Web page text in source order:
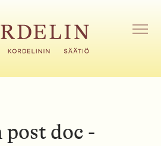
A
V
post doc -